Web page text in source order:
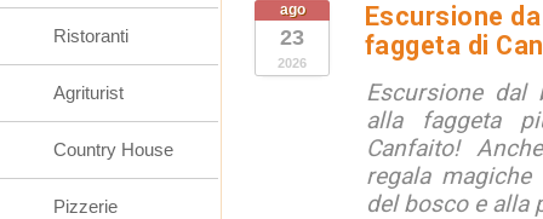
ago
23
2026
Escursione
faggeta di
Escursione
alla faggeta
Canfaito!
regala
del bosco e alla
Ristoranti
Agriturist
Country House
Pizzerie